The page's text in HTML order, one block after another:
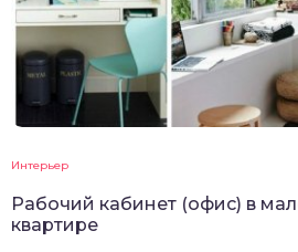
Интерьер
Рабочий кабинет (офис) в
квартире